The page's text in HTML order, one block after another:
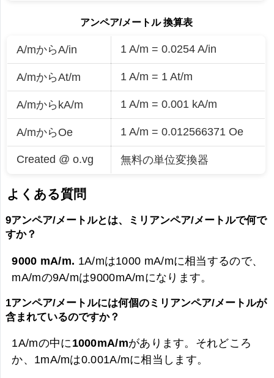
アンペア/メートル 換算表
A/mからA/in 1 A/m = 0.0254 A/in
A/mからAt/m 1 A/m = 1 At/m
A/mからkA/m 1 A/m = 0.001 kA/m
A/mからOe 1 A/m = 0.012566371 Oe
Created @ o.vg 無料の単位変換器
よくある質問
9アンペア/メートルとは、ミリアンペア/メートルで何で
すか？
9000 mA/m. 1A/mは1000 mA/mに相当するので、
mA/mの9A/mは9000mA/mになります。
1アンペア/メートルには何個のミリアンペア/メートルが
含まれているのですか？
1A/mの中に1000mA/mがあります。それどころ
か、1mA/mは0.001A/mに相当します。